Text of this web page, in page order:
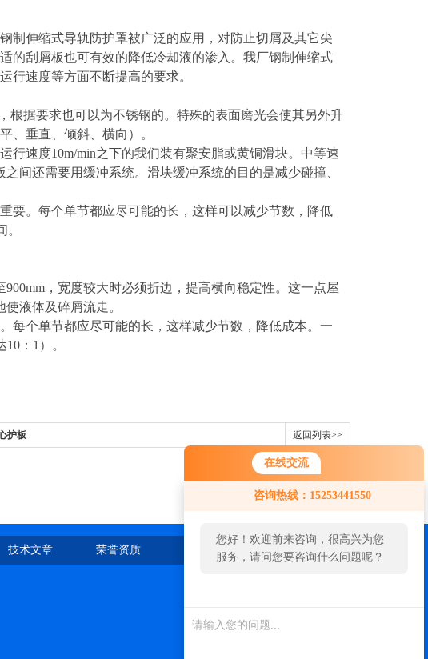
在线交流
咨询热线：15253441550
您好！欢迎前来咨询，很高兴为您
服务，请问您要咨询什么问题呢？
制伸缩式导轨防护罩被广泛的应用，对防止切屑及其它尖
的刮屑板也可有效的降低冷却液的渗入。我厂钢制伸缩式
行速度等方面不断提高的要求。
根据要求也可以为不锈钢的。特殊的表面磨光会使其另外升
、垂直、倾斜、横向）。
行速度10m/min之下的我们装有聚安脂或黄铜滑块。中等速
间还需要用缓冲系统。滑块缓冲系统的目的是减少碰撞、
要。每个单节都应尽可能的长，这样可以减少节数，降低
，宽度较大时必须折边，提高横向稳定性。这一点屋
液体及碎屑流走。
每个单节都应尽可能的长，这样减少节数，降低成本。一
：1）。
护板 返回列表>>
技术文章 荣誉资质 在线留言 联系我们